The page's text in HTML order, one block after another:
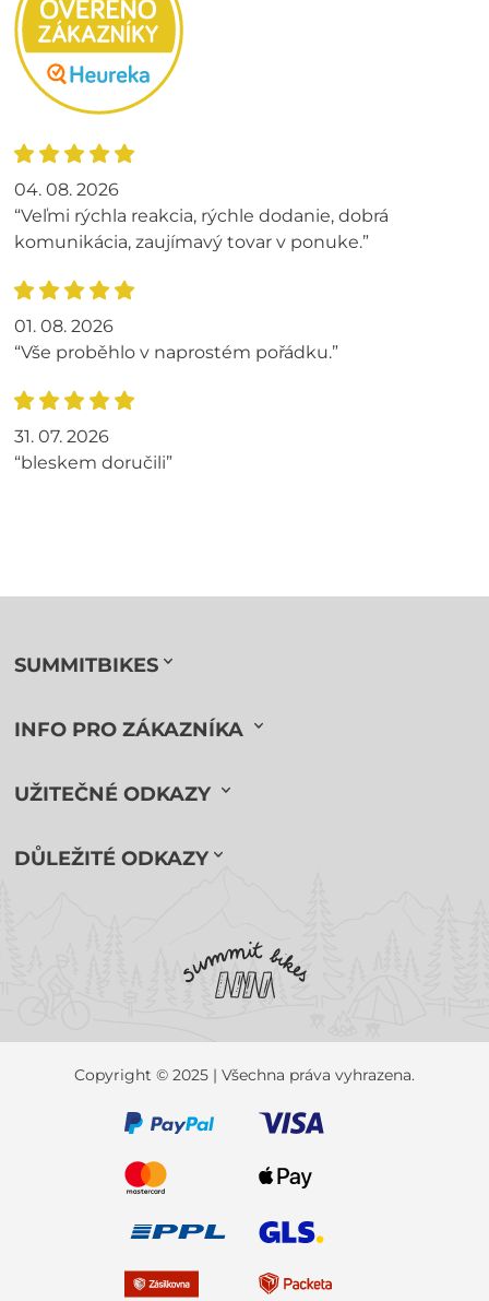
04. 08. 2026
“Veľmi rýchla reakcia, rýchle dodanie, dobrá
komunikácia, zaujímavý tovar v ponuke.”
01. 08. 2026
“Vše proběhlo v naprostém pořádku.”
31. 07. 2026
“bleskem doručili”
SUMMITBIKES
INFO PRO ZÁKAZNÍKA
UŽITEČNÉ ODKAZY
DŮLEŽITÉ ODKAZY
Copyright © 2025 | Všechna práva vyhrazena.